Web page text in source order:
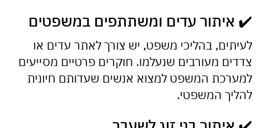
✔️ איתור עדים ומשתתפים במשפטים
לעיתים, בהליכי משפט, יש צורך לאתר עדים או
צדדים מעורבים שנעלמו. חוקרים פרטיים מסייעים
למערכת המשפט למצוא אנשים שעדותם חיונית
להליך המשפטי.